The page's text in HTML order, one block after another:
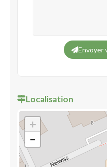
Envoyer
Localisation
+
−